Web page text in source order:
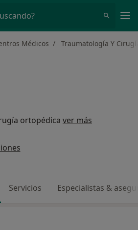
Médicos Traumatología Y
ortopédica ver más
Servicios Especialistas &